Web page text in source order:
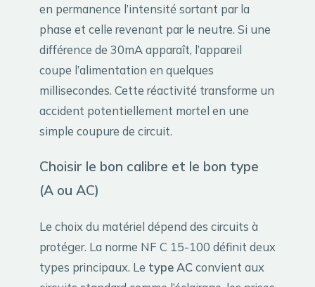
en permanence l’intensité sortant par la
phase et celle revenant par le neutre. Si une
différence de 30mA apparaît, l’appareil
coupe l’alimentation en quelques
millisecondes. Cette réactivité transforme un
accident potentiellement mortel en une
simple coupure de circuit.
Choisir le bon calibre et le bon type
(A ou AC)
Le choix du matériel dépend des circuits à
protéger. La norme NF C 15-100 définit deux
types principaux. Le type ACconvient aux